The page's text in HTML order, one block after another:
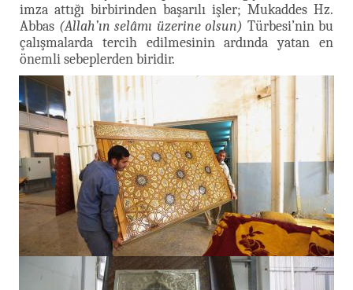
imza attığı birbirinden başarılı işler; Mukaddes Hz.
Abbas (Allah’ın selâmı üzerine olsun) Türbesi’nin bu
çalışmalarda tercih edilmesinin ardında yatan en
önemli sebeplerden biridir.